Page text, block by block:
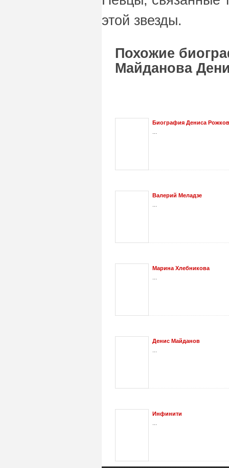
этой звезды.
Похожие
Майданова
Биография Дениса
Валерий Меладзе
Марина Хлебникова
Денис Майданов
Инфинити